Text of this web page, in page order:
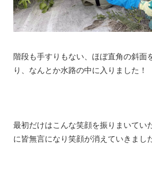
階段も手すりもない、ほぼ直角の斜面
り、なんとか水路の中に入りました！
最初だけはこんな笑顔を振りまいてい
に皆無言になり笑顔が消えていきまし